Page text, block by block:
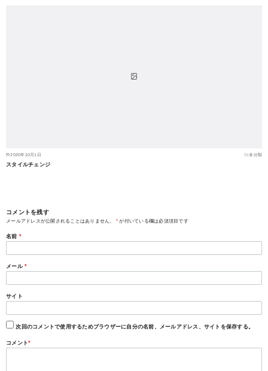
2020年10月1日 未分類
スタイルチェンジ
コメントを残す
メールアドレスが公開されることはありません。 * が付いている欄は必須項目です
名前 *
メール *
サイト
次回のコメントで使用するためブラウザーに自分の名前、メールアドレス、サイトを保存する。
コメント*